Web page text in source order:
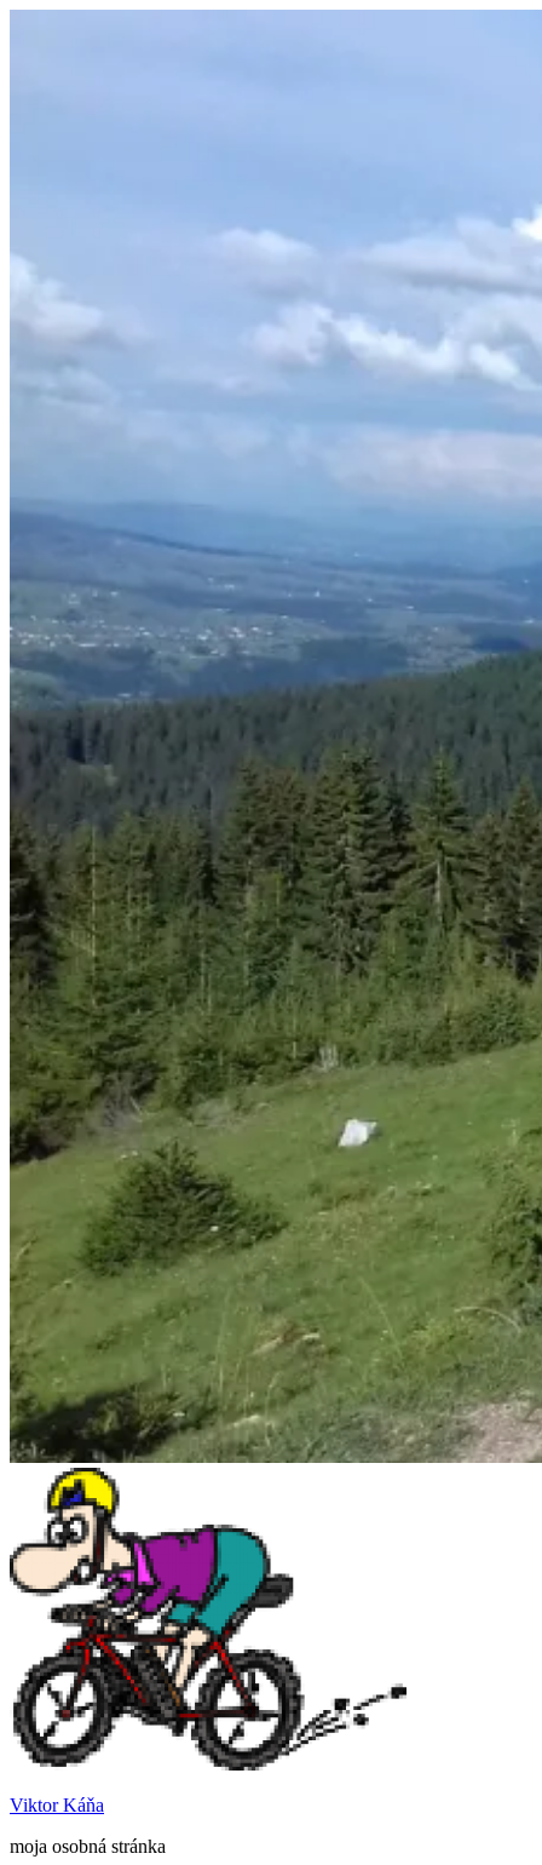
Viktor Káňa
moja osobná stránka